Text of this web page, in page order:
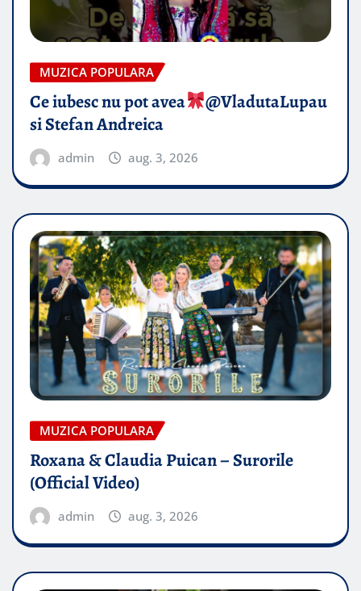
MUZICA POPULARA
Ce iubesc nu pot avea
​@VladutaLupau
si Stefan Andreica
admin aug. 3, 2026
MUZICA POPULARA
Roxana & Claudia Puican – Surorile
(Official Video)
admin aug. 3, 2026